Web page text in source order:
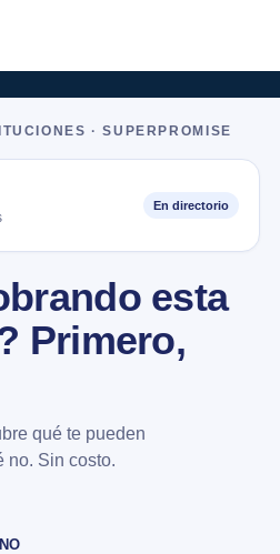
· SUPERPROMISE
En directorio
esta
Primero,
qué te pueden
Sin costo.